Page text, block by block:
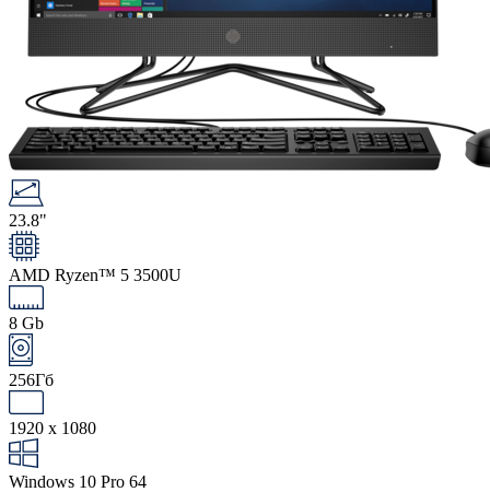
23.8"
AMD Ryzen™ 5 3500U
8 Gb
256Гб
1920 x 1080
Windows 10 Pro 64